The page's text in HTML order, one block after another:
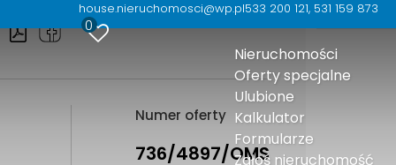
house.nieruchomosci@wp.pl533 200 121, 531 159 873
0
Nieruchomości
Oferty specjalne
Ulubione
Kalkulator
Formularze
Zgłoś nieruchomość
Numer oferty
736/4897/OMS